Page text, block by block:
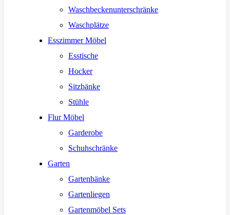
Waschbeckenunterschränke
Waschplätze
Esszimmer Möbel
Esstische
Hocker
Sitzbänke
Stühle
Flur Möbel
Garderobe
Schuhschränke
Garten
Gartenbänke
Gartenliegen
Gartenmöbel Sets